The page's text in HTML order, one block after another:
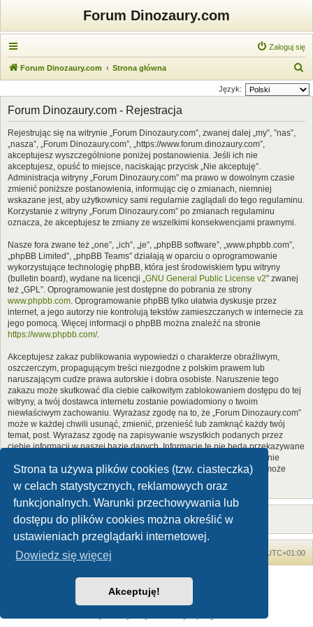
Strona ta używa plików cookies (tzw. ciasteczka)
w celach statystycznych, reklamowych oraz
funkcjonalnych. Warunki przechowywania lub
dostępu do plików cookies można określić w
ustawieniach przeglądarki internetowej.
Dowiedz się więcej
Akceptuję!
Forum Dinozaury.com
Zaloguj się
Forum Dinozaury.com Strona główna
z
Język:
Forum Dinozaury.com - Rejestracja
Rejestrując się na witrynie „Forum Dinozaury.com”, zwanej dalej „my”, ”nas”,
„nasza”, „Forum Dinozaury.com”, „https://www.forum.dinozaury.com”,
akceptujesz wyszczególnione poniżej postanowienia. Jeśli ich nie
akceptujesz, opuść to miejsce, naciskając przycisk „Nie akceptuję”.
Administracja witryny „Forum Dinozaury.com” ma prawo w dowolnym czasie
zmienić poniższe postanowienia, informując cię o zmianach, niemniej
wskazane jest, aby użytkownicy sami regularnie zaglądali do tego regulaminu.
Korzystanie z witryny „Forum Dinozaury.com” po zmianach regulaminu
oznacza, że akceptujesz te zmiany ze wszelkimi konsekwencjami prawnymi.
Nasze fora zwane też „one”, „ich”, „je”, „phpBB software”, „www.phpbb.com”,
„phpBB Limited”, „phpBB Teams” działają w oparciu o oprogramowanie
wykorzystujące technologię phpBB, która jest środowiskiem typu witryny
(bulletin board), wydane na licencji „GNU General Public License v2” zwanej
też „GPL”. Oprogramowanie jest dostępne do pobrania ze strony
www.phpbb.com. Oprogramowanie phpBB tylko ułatwia dyskusje przez
internet, a jego autorzy nie kontrolują tekstów zamieszczanych w internecie za
jego pomocą. Więcej informacji o phpBB można znaleźć na stronie
https://www.phpbb.com/.
Akceptujesz zakaz publikowania wypowiedzi o charakterze obraźliwym,
oszczerczym, propagującym treści niezgodne z polskim prawem lub
naruszającym cudze prawa autorskie i dobra osobiste. Naruszenie tego
zakazu może skutkować dla ciebie całkowitym zablokowaniem dostępu do tej
witryny, a twój dostawca internetu zostanie powiadomiony o twoim
niewłaściwym zachowaniu. Wyrażasz zgodę na to, że „Forum Dinozaury.com”
może w każdej chwili usunąć, zmienić, przenieść lub zamknąć każdy twój
temat, post. Wyrażasz zgodę na zapisywanie wszystkich podanych przez
ciebie informacji w naszej bazie danych. Informacje te nie będą przekazywane
nikomu bez twojej zgody, ale ani „Forum Dinozaury.com”, ani phpBB nie
ponosi odpowiedzialności za włamania do witryny, podczas których może
dojść do kradzieży danych.
Forum Dinozaury.com UTC+01:00
Dinozaury.com© 2006-2020
Technologię dostarczaphpBB® Forum Software © phpBB Limited
Polski pakiet językowy dostarcza